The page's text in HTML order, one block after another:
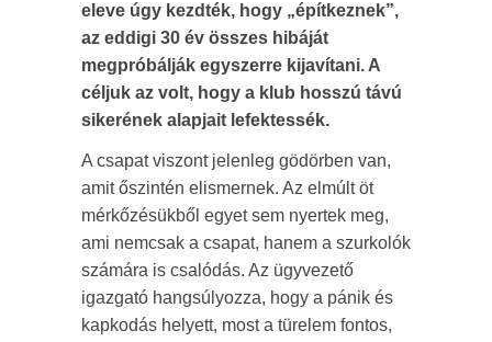
eleve úgy kezdték, hogy „építkeznek”,
az eddigi 30 év összes hibáját
megpróbálják egyszerre kijavítani. A
céljuk az volt, hogy a klub hosszú távú
sikerének alapjait lefektessék.
A csapat viszont jelenleg gödörben van,
amit őszintén elismernek. Az elmúlt öt
mérkőzésükből egyet sem nyertek meg,
ami nemcsak a csapat, hanem a szurkolók
számára is csalódás. Az ügyvezető
igazgató hangsúlyozza, hogy a pánik és
kapkodás helyett, most a türelem fontos,